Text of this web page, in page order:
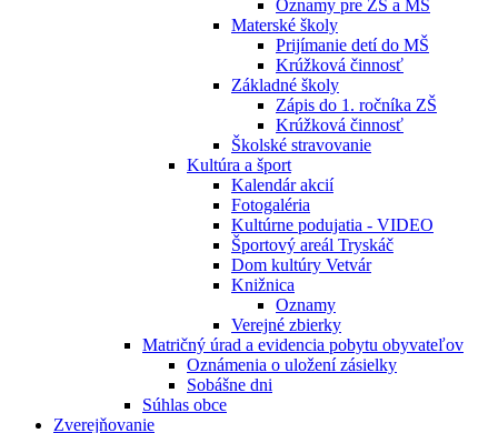
Oznamy pre ZŠ a MŠ
Materské školy
Prijímanie detí do MŠ
Krúžková činnosť
Základné školy
Zápis do 1. ročníka ZŠ
Krúžková činnosť
Školské stravovanie
Kultúra a šport
Kalendár akcií
Fotogaléria
Kultúrne podujatia - VIDEO
Športový areál Tryskáč
Dom kultúry Vetvár
Knižnica
Oznamy
Verejné zbierky
Matričný úrad a evidencia pobytu obyvateľov
Oznámenia o uložení zásielky
Sobášne dni
Súhlas obce
Zverejňovanie